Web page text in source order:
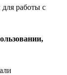
работы с